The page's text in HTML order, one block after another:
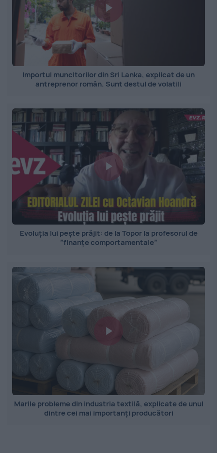
Importul muncitorilor din Sri Lanka, explicat de un
antreprenor român. Sunt destul de volatili
Evoluția lui pește prăjit: de la Topor la profesorul de
”finanțe comportamentale”
Marile probleme din industria textilă, explicate de unul
dintre cei mai importanți producători